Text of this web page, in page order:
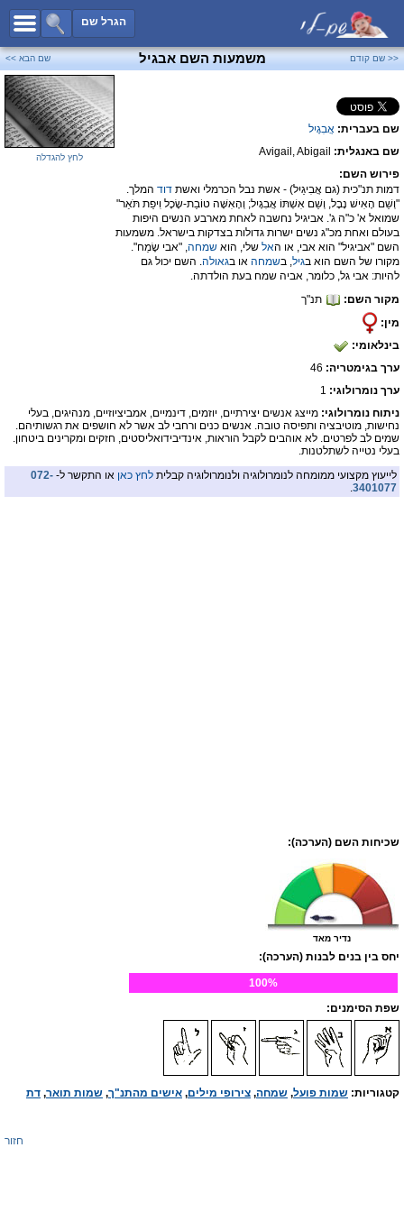
הגרל שם
כל השמות
שמות לבנים
שמות לבנות
שמות משותפים
שמות נפוצים
<< שם קודם משמעות השם אבגיל שם הבא >>
שם בעברית: אֲבִגָיִל
שם באנגלית: Avigail, Abigail
פירוש השם:
דמות תנ"כית (גם אֲבִיגַיִל) - אשת נבל הכרמלי ואשת דוד המלך.
"וְשֵׁם הָאִישׁ נָבָל, וְשֵׁם אִשְׁתּוֹ אֲבִגָיִל; וְהָאִשָּׁה טוֹבַת-שֶׂכֶל וִיפַת תֹּאַר"
שמואל א' כ"ה ג'. אביגיל נחשבה לאחת מארבע הנשים היפות
בעולם ואחת מכ"ג נשים ישרות גדולות בצדקות בישראל. משמעות
השם "אביגיל" הוא אבי, או האל שלי, הוא שמחה, "אבי שָׂמֵח".
מקורו של השם הוא בגיל, בשמחה או בגאולה. השם יכול גם
להיות: אבי גל, כלומר, אביה שמח בעת הולדתה.
מקור השם:
תנ"ך
מין:
בינלאומי:
ערך בגימטריה:
ערך נומרולוגי: 1
לחץ להגדלה
ניתוח נומרולוגי: מייצג אנשים יצירתיים, יוזמים, דינמיים, אמביציוזיים, מנהיגים, בעלי
נחישות, מוטיבציה ותפיסה טובה. אנשים כנים ורחבי לב אשר לא חושפים את רגשותיהם.
שמים לב לפרטים. לא אוהבים לקבל הוראות, אינדיבידואליסטים, חזקים ומקרינים ביטחון.
בעלי נטייה לשתלטנות.
לייעוץ מקצועי ממומחה לנומרולוגיה ולנומרולוגיה קבלית לחץ כאן או התקשר ל- 072-
3401077
.
שכיחות השם (הערכה):
נדיר מאד
יחס בין בנים לבנות (הערכה):
100%
שפת הסימנים:
קטגוריות: שמות פועל, שמחה, צירופי מילים, אישים מהתנ"ך, שמות תואר, דת
חזור